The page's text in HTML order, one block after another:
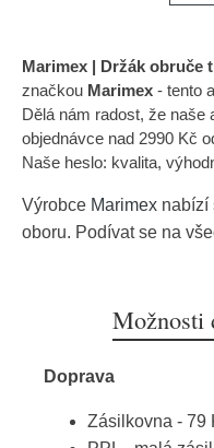
Marimex | Držák obruče
značkou Marimex - tento
Dělá nám radost, že naše
objednávce nad 2990 Kč
Naše heslo: kvalita,
Výrobce Marimex nabízí
oboru. Podívat se na
Možnosti
Doprava
Zásilkovna - 79